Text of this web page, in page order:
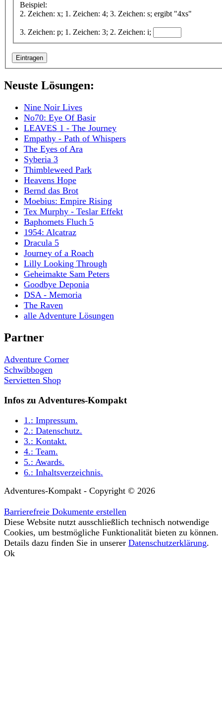
Beispiel:
2. Zeichen: x; 1. Zeichen: 4; 3. Zeichen: s; ergibt "4xs"
3. Zeichen: p; 1. Zeichen: 3; 2. Zeichen: i;
Neuste Lösungen:
Nine Noir Lives
No70: Eye Of Basir
LEAVES 1 - The Journey
Empathy - Path of Whispers
The Eyes of Ara
Syberia 3
Thimbleweed Park
Heavens Hope
Bernd das Brot
Moebius: Empire Rising
Tex Murphy - Teslar Effekt
Baphomets Fluch 5
1954: Alcatraz
Dracula 5
Journey of a Roach
Lilly Looking Through
Geheimakte Sam Peters
Goodbye Deponia
DSA - Memoria
The Raven
alle Adventure Lösungen
Partner
Adventure Corner
Schwibbogen
Servietten Shop
Infos zu Adventures-Kompakt
1.: Impressum.
2.: Datenschutz.
3.: Kontakt.
4.: Team.
5.: Awards.
6.: Inhaltsverzeichnis.
Adventures-Kompakt - Copyright © 2026
Barrierefreie Dokumente erstellen
Diese Website nutzt ausschließlich technisch notwendige
Cookies, um bestmögliche Funktionalität bieten zu können.
Details dazu finden Sie in unserer Datenschutzerklärung.
Ok